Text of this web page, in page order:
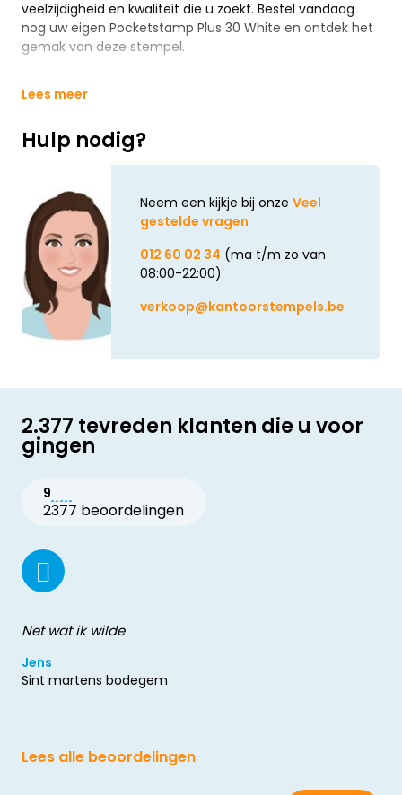
veelzijdigheid en kwaliteit die u zoekt. Bestel vandaag
nog uw eigen Pocketstamp Plus 30 White en ontdek het
gemak van deze stempel.
Lees meer
Hulp nodig?
Neem een kijkje bij onze Veel
gestelde vragen
012 60 02 34 (ma t/m zo van
08:00-22:00)
verkoop@kantoorstempels.be
2.377 tevreden klanten die u voor
gingen
9
2377 beoordelingen
Net wat ik wilde
Jens
Sint martens bodegem
Lees alle beoordelingen